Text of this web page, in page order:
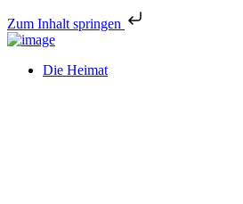
Zum Inhalt springen
Die Heimat